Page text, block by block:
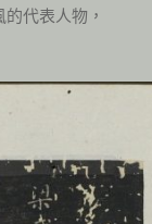
代表人物，